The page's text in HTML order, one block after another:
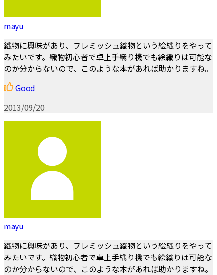
mayu
織物に興味があり、フレミッシュ織物という絵織りをやって
みたいです。織物初心者で卓上手織り機でも絵織りは可能な
のか分からないので、このような本があれば助かりますね。
Good
2013/09/20
mayu
織物に興味があり、フレミッシュ織物という絵織りをやって
みたいです。織物初心者で卓上手織り機でも絵織りは可能な
のか分からないので、このような本があれば助かりますね。